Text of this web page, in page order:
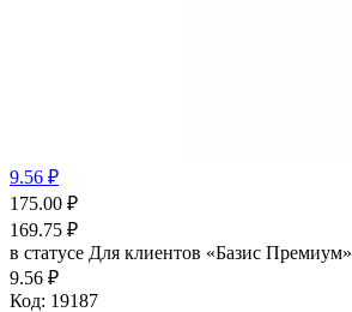
9.56 ₽
175.00 ₽
169.75 ₽
в статусе Для клиентов «Базис Премиум»
9.56 ₽
Код: 19187